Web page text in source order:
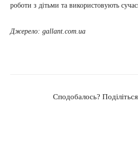
роботи з дітьми та використовують
Джерело: gallant.com.ua
Сподобалось?